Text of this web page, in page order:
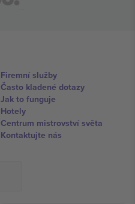
Firemní služby
Často kladené dotazy
Jak to funguje
Hotely
Centrum mistrovství světa
Kontaktujte nás